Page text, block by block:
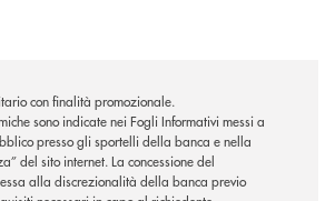
con finalità promozionale.
sono indicate nei Fogli Informativi messi a
presso gli sportelli della banca e nella
del sito internet.La concessione del
alla discrezionalità della banca previo